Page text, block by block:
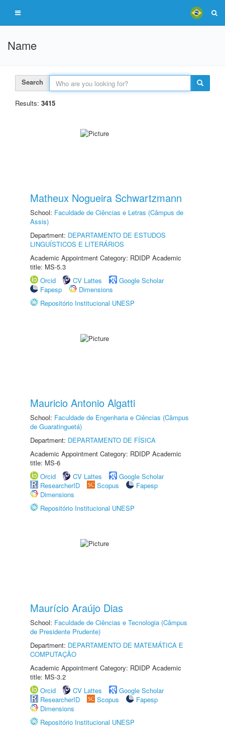
Name
Search
Results: 3415
Matheux Nogueira Schwartzmann
School: Faculdade de Ciências e Letras (Câmpus de
Assis)
Department: DEPARTAMENTO DE ESTUDOS
LINGUÍSTICOS E LITERÁRIOS
Academic Appointment Category: RDIDP Academic
title: MS-5.3
Orcid
CV Lattes
Google Scholar
Fapesp
Dimensions
Repositório Institucional UNESP
Mauricio Antonio Algatti
School: Faculdade de Engenharia e Ciências (Câmpus
de Guaratinguetá)
Department: DEPARTAMENTO DE FÍSICA
Academic Appointment Category: RDIDP Academic
title: MS-6
Orcid
CV Lattes
Google Scholar
ResearcherID
Scopus
Fapesp
Dimensions
Repositório Institucional UNESP
Maurício Araújo Dias
School: Faculdade de Ciências e Tecnologia (Câmpus
de Presidente Prudente)
Department: DEPARTAMENTO DE MATEMÁTICA E
COMPUTAÇÃO
Academic Appointment Category: RDIDP Academic
title: MS-3.2
Orcid
CV Lattes
Google Scholar
ResearcherID
Scopus
Fapesp
Dimensions
Repositório Institucional UNESP